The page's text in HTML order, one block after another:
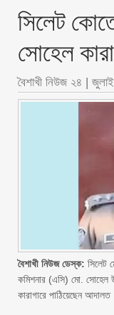
সিলেট
সোহেল
বৈশাখী নিউজ ২৪ |
বৈশাখী নিউজ ডেস্ক: সিলেট
কমিশনার (এসি) মো. সোহেল
কারাগারে পাঠিয়েছেন আদালত।